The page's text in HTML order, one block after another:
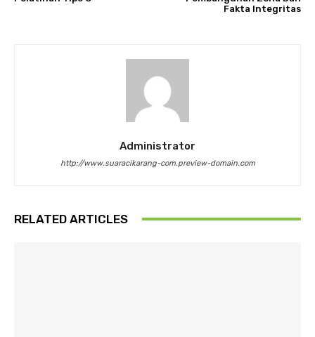
Fakta Integritas
Administrator
http://www.suaracikarang-com.preview-domain.com
RELATED ARTICLES